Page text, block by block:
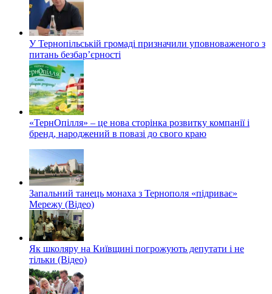
У Тернопільській громаді призначили уповноваженого з
питань безбар’єрності
«ТернОпілля» – це нова сторінка розвитку компанії і
бренд, народжений в повазі до свого краю
Запальний танець монаха з Тернополя «підриває»
Мережу (Відео)
Як школяру на Київщині погрожують депутати і не
тільки (Відео)